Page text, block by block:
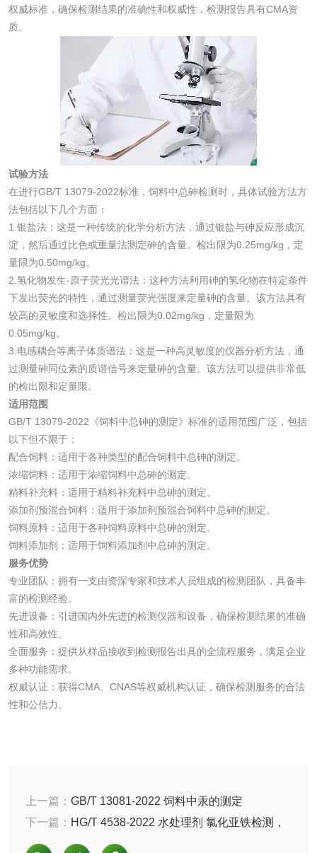
权威标准，确保检测结果的准确性和权威性，检测报告具有CMA资
质。
试验方法
在进行GB/T 13079-2022标准，饲料中总砷检测时，具体试验方法方
法包括以下几个方面：
1.银盐法：这是一种传统的化学分析方法，通过银盐与砷反应形成沉
淀，然后通过比色或重量法测定砷的含量。检出限为0.25mg/kg，定
量限为0.50mg/kg。
2.氢化物发生-原子荧光光谱法：这种方法利用砷的氢化物在特定条件
下发出荧光的特性，通过测量荧光强度来定量砷的含量。该方法具有
较高的灵敏度和选择性。检出限为0.02mg/kg，定量限为
0.05mg/kg。
3.电感耦合等离子体质谱法：这是一种高灵敏度的仪器分析方法，通
过测量砷同位素的质谱信号来定量砷的含量。该方法可以提供非常低
的检出限和定量限。
适用范围
GB/T 13079-2022《饲料中总砷的测定》标准的适用范围广泛，包括
以下但不限于：
配合饲料：适用于各种类型的配合饲料中总砷的测定。
浓缩饲料：适用于浓缩饲料中总砷的测定。
精料补充料：适用于精料补充料中总砷的测定。
添加剂预混合饲料：适用于添加剂预混合饲料中总砷的测定。
饲料原料：适用于各种饲料原料中总砷的测定。
饲料添加剂：适用于饲料添加剂中总砷的测定。
服务优势
专业团队：拥有一支由资深专家和技术人员组成的检测团队，具备丰
富的检测经验。
先进设备：引进国内外先进的检测仪器和设备，确保检测结果的准确
性和高效性。
全面服务：提供从样品接收到检测报告出具的全流程服务，满足企业
多种功能需求。
权威认证：获得CMA、CNAS等权威机构认证，确保检测服务的合法
性和公信力。
上一篇： GB/T 13081-2022 饲料中汞的测定
下一篇： HG/T 4538-2022 水处理剂 氯化亚铁检测，
检测项目以及参考标准
霉菌污染分析
消毒产品备案 防螨除螨检测
微生物检测
化妆品
化妆品毒理试验 化妆品毒理测试
验
皮肤光变态反应试
验
洗衣液检测 洗涤剂检测
花露水检测
清洗剂检测 日化产品毒理检测
洗手液检测
活性炭